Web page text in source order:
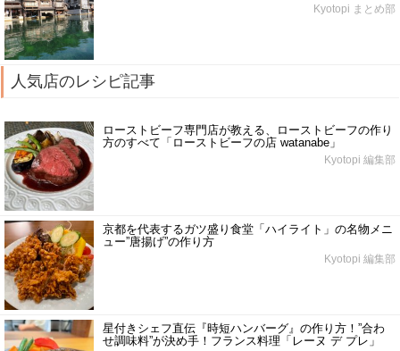
Kyotopi まとめ部
人気店のレシピ記事
ローストビーフ専門店が教える、ローストビーフの作り
方のすべて「ローストビーフの店 watanabe」
Kyotopi 編集部
京都を代表するガツ盛り食堂「ハイライト」の名物メニ
ュー”唐揚げ”の作り方
Kyotopi 編集部
星付きシェフ直伝『時短ハンバーグ』の作り方！”合わ
せ調味料”が決め手！フランス料理「レーヌ デ プレ」